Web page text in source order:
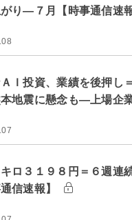
り―７月【時事通信速
Ｉ投資、業績を後押し
地震に懸念も―上場企
ロ３１９８円＝６週連
通信速報】